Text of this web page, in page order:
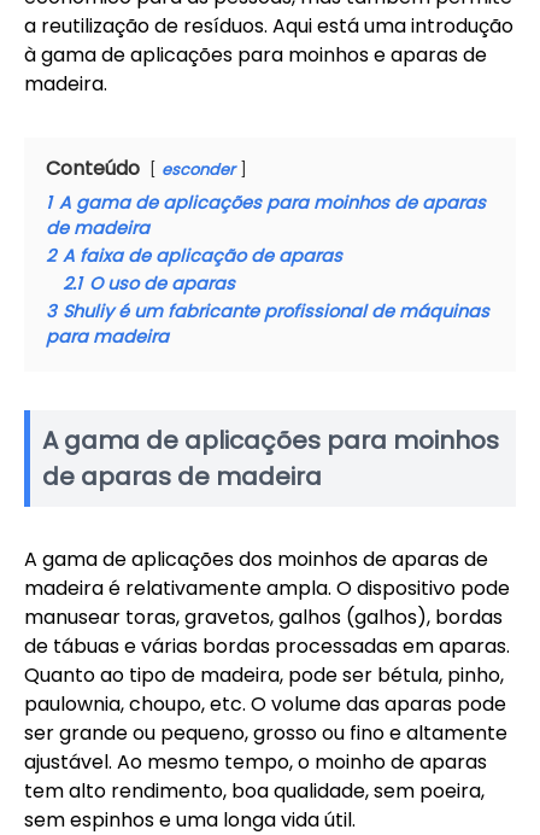
a reutilização de resíduos. Aqui está uma introdução
à gama de aplicações para moinhos e aparas de
madeira.
Conteúdo esconder
1 A gama de aplicações para moinhos de aparas
de madeira
2 A faixa de aplicação de aparas
2.1 O uso de aparas
3 Shuliy é um fabricante profissional de máquinas
para madeira
A gama de aplicações para moinhos
de aparas de madeira
A gama de aplicações dos moinhos de aparas de
madeira é relativamente ampla. O dispositivo pode
manusear toras, gravetos, galhos (galhos), bordas
de tábuas e várias bordas processadas em aparas.
Quanto ao tipo de madeira, pode ser bétula, pinho,
paulownia, choupo, etc. O volume das aparas pode
ser grande ou pequeno, grosso ou fino e altamente
ajustável. Ao mesmo tempo, o moinho de aparas
tem alto rendimento, boa qualidade, sem poeira,
sem espinhos e uma longa vida útil.